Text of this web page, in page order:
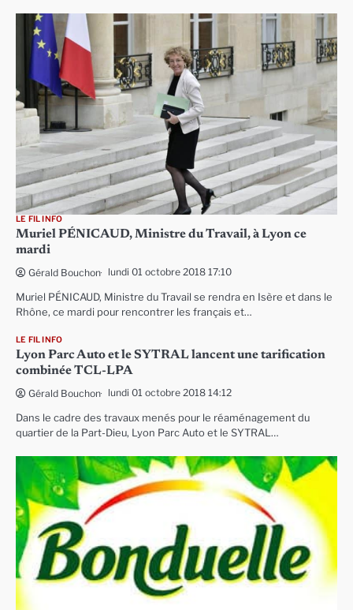
LE FIL INFO
Muriel PÉNICAUD, Ministre du Travail, à Lyon ce
mardi
Gérald Bouchon lundi 01 octobre 2018 17:10
Muriel PÉNICAUD, Ministre du Travail se rendra en Isère et dans le
Rhône, ce mardi pour rencontrer les français et…
LE FIL INFO
Lyon Parc Auto et le SYTRAL lancent une tarification
combinée TCL-LPA
Gérald Bouchon lundi 01 octobre 2018 14:12
Dans le cadre des travaux menés pour le réaménagement du
quartier de la Part-Dieu, Lyon Parc Auto et le SYTRAL…